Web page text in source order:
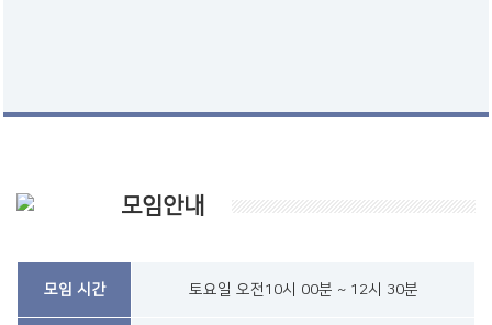
모임안내
모임 시간 토요일 오전10시 00분 ~ 12시 30분